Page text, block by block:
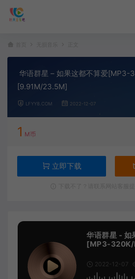
华语群星 – 如果这都不算爱[MP3-
[9.91M/23.5M]
LFYY8.COM 2022-12-07
1 M币
立即下载
华语群星 - 如
[MP3-320K/
2022-12-07